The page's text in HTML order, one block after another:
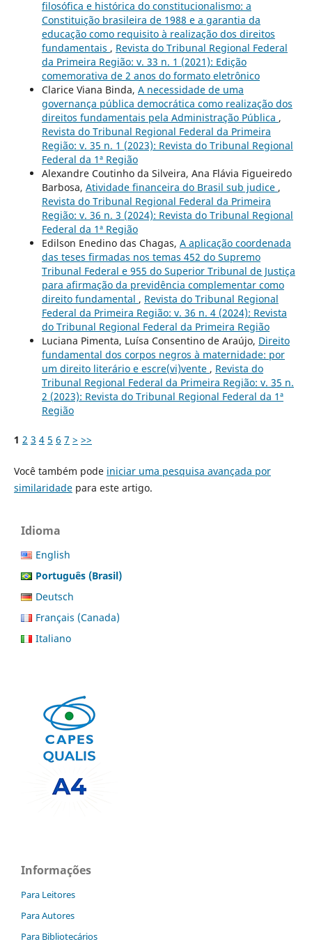
filosófica e histórica do constitucionalismo: a
Constituição brasileira de 1988 e a garantia da
educação como requisito à realização dos direitos
fundamentais , Revista do Tribunal Regional Federal
da Primeira Região: v. 33 n. 1 (2021): Edição
comemorativa de 2 anos do formato eletrônico
Clarice Viana Binda, A necessidade de uma
governança pública democrática como realização dos
direitos fundamentais pela Administração Pública ,
Revista do Tribunal Regional Federal da Primeira
Região: v. 35 n. 1 (2023): Revista do Tribunal Regional
Federal da 1ª Região
Alexandre Coutinho da Silveira, Ana Flávia Figueiredo
Barbosa, Atividade financeira do Brasil sub judice ,
Revista do Tribunal Regional Federal da Primeira
Região: v. 36 n. 3 (2024): Revista do Tribunal Regional
Federal da 1ª Região
Edilson Enedino das Chagas, A aplicação coordenada
das teses firmadas nos temas 452 do Supremo
Tribunal Federal e 955 do Superior Tribunal de Justiça
para afirmação da previdência complementar como
direito fundamental , Revista do Tribunal Regional
Federal da Primeira Região: v. 36 n. 4 (2024): Revista
do Tribunal Regional Federal da Primeira Região
Luciana Pimenta, Luísa Consentino de Araújo, Direito
fundamental dos corpos negros à maternidade: por
um direito literário e escre(vi)vente , Revista do
Tribunal Regional Federal da Primeira Região: v. 35 n.
2 (2023): Revista do Tribunal Regional Federal da 1ª
Região
1 2 3 4 5 6 7 > >>
Você também pode iniciar uma pesquisa avançada por
similaridadepara este artigo.
Idioma
English
Português (Brasil)
Deutsch
Français (Canada)
Italiano
Informações
Para Leitores
Para Autores
Para Bibliotecários